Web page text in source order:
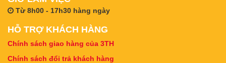
Từ 8h00 - 17h30 hàng ngày
HỖ TRỢ KHÁCH HÀNG
Chính sách giao hàng của 3TH
Chính sách đổi trả khách hàng